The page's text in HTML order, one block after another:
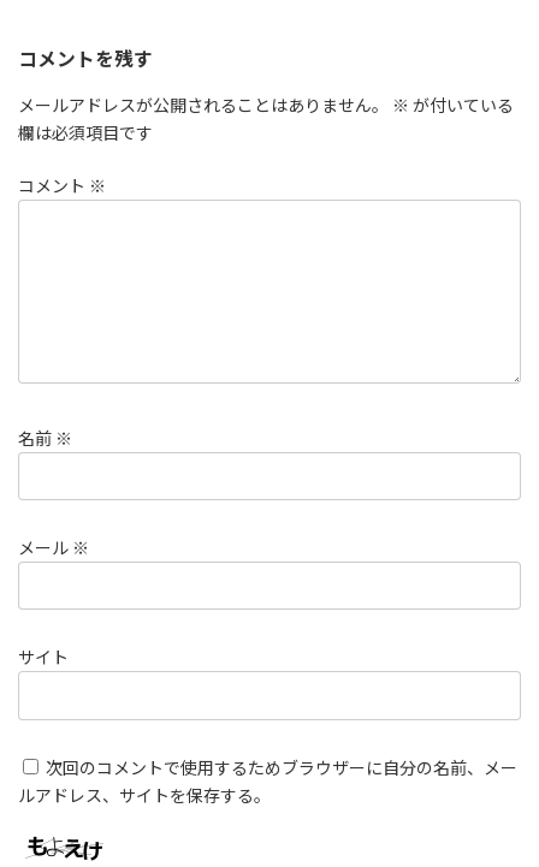
コメントを残す
メールアドレスが公開されることはありません。 ※ が付いている
欄は必須項目です
コメント ※
名前 ※
メール ※
サイト
次回のコメントで使用するためブラウザーに自分の名前、メー
ルアドレス、サイトを保存する。